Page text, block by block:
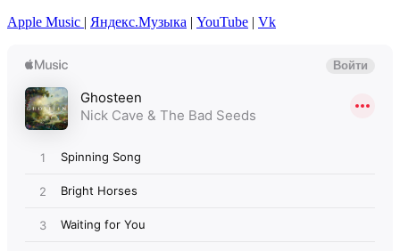
Apple Music | Яндекс.Музыка | YouTube | Vk